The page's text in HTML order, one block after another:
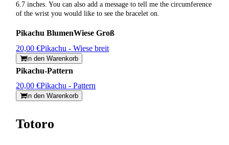
6.7 inches. You can also add a message to tell me the circumference
of the wrist you would like to see the bracelet on.
Pikachu BlumenWiese Groß
20,00 €Pikachu - Wiese breit
In den Warenkorb
Pikachu-Pattern
20,00 €Pikachu - Pattern
In den Warenkorb
Totoro